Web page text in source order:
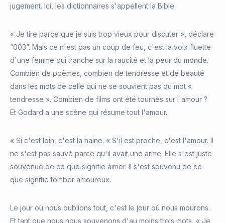
jugement. Ici, les dictionnaires s'appellent la Bible.
« Je tire parce que je suis trop vieux pour discuter », déclare
“003”. Mais ce n'est pas un coup de feu, c'est la voix fluette
d'une femme qui tranche sur la raucité et la peur du monde.
Combien de poèmes, combien de tendresse et de beauté
dans les mots de celle qui ne se souvient pas du mot «
tendresse ». Combien de films ont été tournés sur l'amour ?
Et Godard a une scène qui résume tout l'amour.
« Si c'est loin, c'est la haine. « S'il est proche, c'est l'amour. Il
ne s'est pas sauvé parce qu'il avait une arme. Elle s'est juste
souvenue de ce que signifie aimer. Il s'est souvenu de ce
que signifie tomber amoureux.
Le jour où nous oublions tout, c'est le jour où nous mourons.
Et tant que nous nous souvenons d'au moins trois mots, « Je